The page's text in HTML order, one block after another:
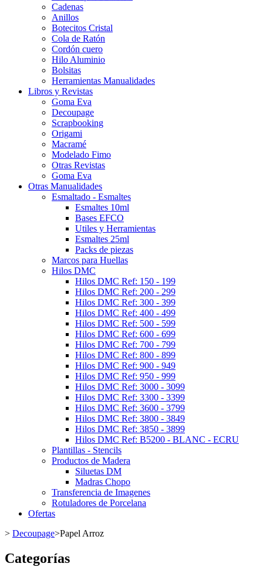
Cadenas
Anillos
Botecitos Cristal
Cola de Ratón
Cordón cuero
Hilo Aluminio
Bolsitas
Herramientas Manualidades
Libros y Revistas
Goma Eva
Decoupage
Scrapbooking
Origami
Macramé
Modelado Fimo
Otras Revistas
Goma Eva
Otras Manualidades
Esmaltado - Esmaltes
Esmaltes 10ml
Bases EFCO
Utiles y Herramientas
Esmaltes 25ml
Packs de piezas
Marcos para Huellas
Hilos DMC
Hilos DMC Ref: 150 - 199
Hilos DMC Ref: 200 - 299
Hilos DMC Ref: 300 - 399
Hilos DMC Ref: 400 - 499
Hilos DMC Ref: 500 - 599
Hilos DMC Ref: 600 - 699
Hilos DMC Ref: 700 - 799
Hilos DMC Ref: 800 - 899
Hilos DMC Ref: 900 - 949
Hilos DMC Ref: 950 - 999
Hilos DMC Ref: 3000 - 3099
Hilos DMC Ref: 3300 - 3399
Hilos DMC Ref: 3600 - 3799
Hilos DMC Ref: 3800 - 3849
Hilos DMC Ref: 3850 - 3899
Hilos DMC Ref: B5200 - BLANC - ECRU
Plantillas - Stencils
Productos de Madera
Siluetas DM
Madras Chopo
Transferencia de Imagenes
Rotuladores de Porcelana
Ofertas
> Decoupage>Papel Arroz
Categorías